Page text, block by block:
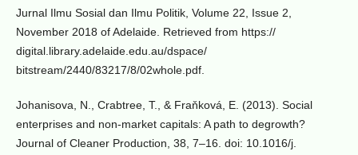
Jurnal Ilmu Sosial dan Ilmu Politik, Volume 22, Issue 2,
November 2018 of Adelaide. Retrieved from https://
digital.library.adelaide.edu.au/dspace/
bitstream/2440/83217/8/02whole.pdf.
Johanisova, N., Crabtree, T., & Fraňková, E. (2013). Social
enterprises and non-market capitals: A path to degrowth?
Journal of Cleaner Production, 38, 7–16. doi: 10.1016/j.